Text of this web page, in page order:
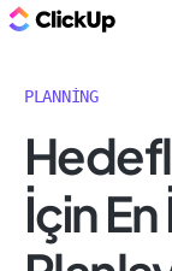
PLANNING
İçin